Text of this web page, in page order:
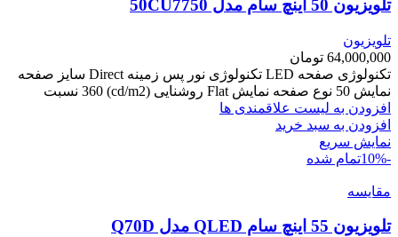
تلویزیون 50 اینچ سام مدل 50CU7750
تلویزیون
64,000,000 تومان
تکنولوژی صفحه LED تکنولوژی نور پس زمینه Direct سایز صفحه
نمایش 50 نوع صفحه نمایش Flat روشنایی (cd/m2) 360 نسبت
افزودن به لیست علاقمندی ها
افزودن به سبد خرید
نمایش سریع
-10%
تمام شده
مقایسه
تلویزیون 55 اینچ سام QLED مدل Q70D